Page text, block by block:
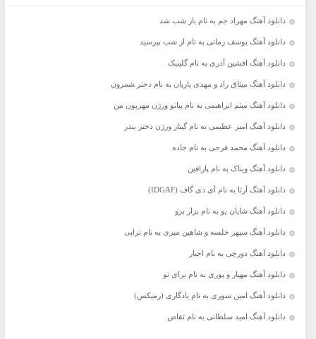
دانلود آهنگ مهراد جم به نام باز شب شد
دانلود آهنگ یوسف زمانی به نام از شب بپرسید
دانلود آهنگ افشین آذری به نام گلینیک
دانلود آهنگ میثاق راد و مهدی یاریان به نام دختر شمرون
دانلود آهنگ میثم ابراهیمی به نام پیانو ورژن مهربون من
دانلود آهنگ امیر عظیمی به نام گیتار ورژن دختر بندر
دانلود آهنگ محمد فرجی به نام جاده
دانلود آهنگ ویناک به نام پارافین
دانلود آهنگ آرتا به نام آی دی گاف (IDGAF)
دانلود آهنگ شایان یو به نام بزار برو
دانلود آهنگ سپهر خلسه و شاهین میری به نام تراپی
دانلود آهنگ دورچی به نام اجبار
دانلود آهنگ مهیار و پوری به نام برای تو
دانلود آهنگ امین سوری به نام یادگاری (رمیکس)
دانلود آهنگ امید سلطانی به نام تقاص